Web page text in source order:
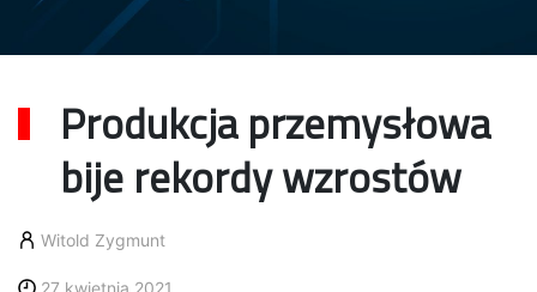
Produkcja przemysłowa
bije rekordy wzrostów
Witold Zygmunt
27 kwietnia 2021